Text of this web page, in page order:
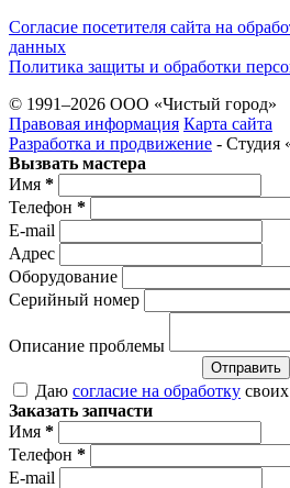
Согласие посетителя сайта на
данных
Политика защиты и обработки
© 1991–2026 ООО «Чистый город»
Правовая информация Карта сайта
Разработка и продвижение - Студия
Вызвать мастера
Имя *
Телефон *
E-mail
Адрес
Оборудование
Серийный номер
Описание проблемы
Отправить
Даю согласие на обработку
Заказать запчасти
Имя *
Телефон *
E-mail